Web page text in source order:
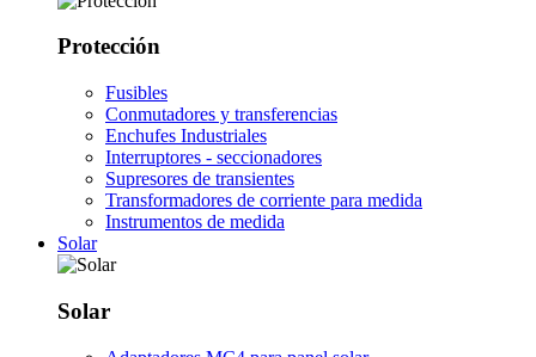
Protección
Fusibles
Conmutadores y transferencias
Enchufes Industriales
Interruptores - seccionadores
Supresores de transientes
Transformadores de corriente para medida
Instrumentos de medida
Solar
Solar